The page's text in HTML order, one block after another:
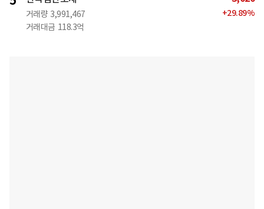
거래량 3,991,467
거래대금 118.3억
+29.89%